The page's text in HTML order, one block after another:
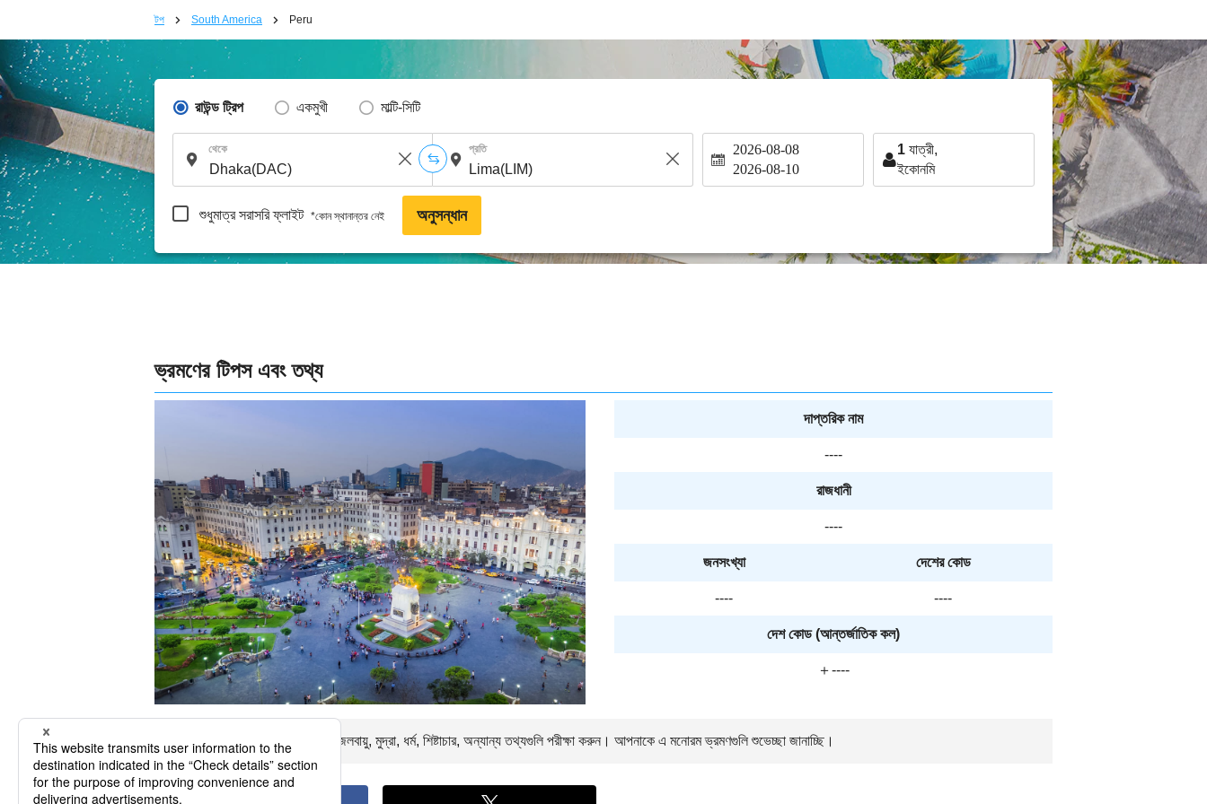
টপ South America Peru
রাউন্ড ট্রিপ একমুখী মাল্টি-সিটি
থেকে প্রতি 2026-08-08
2026-08-10
1 যাত্রী,
ইকোনমি
শুধুমাত্র সরাসরি ফ্লাইট *কোন স্থানান্তর নেই অনুসন্ধান
ভ্রমণের টিপস এবং তথ্য
দাপ্তরিক নাম
----
রাজধানী
----
জনসংখ্যা দেশের কোড
---- ----
দেশ কোড (আন্তর্জাতিক কল)
＋----
এর ফ্লাইটের সময়টি প্রায় ঘন্টা। নীচে জলবায়ু, মুদ্রা, ধর্ম, শিষ্টাচার, অন্যান্য তথ্যগুলি পরীক্ষা করুন। আপনাকে এ মনোরম ভ্রমণগুলি শুভেচ্ছা জানাচ্ছি।